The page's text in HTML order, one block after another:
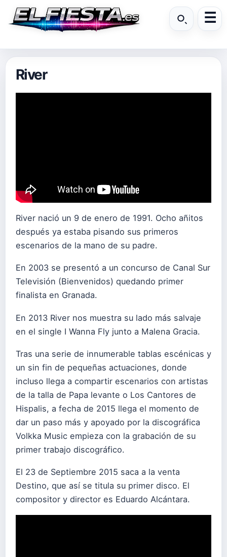
River
River nació un 9 de enero de 1991. Ocho añitos
después ya estaba pisando sus primeros
escenarios de la mano de su padre.
En 2003 se presentó a un concurso de Canal Sur
Televisión (Bienvenidos) quedando primer
finalista en Granada.
En 2013 River nos muestra su lado más salvaje
en el single I Wanna Fly junto a Malena Gracia.
Tras una serie de innumerable tablas escénicas y
un sin fin de pequeñas actuaciones, donde
incluso llega a compartir escenarios con artistas
de la talla de Papa levante o Los Cantores de
Hispalis, a fecha de 2015 llega el momento de
dar un paso más y apoyado por la discográfica
Volkka Music empieza con la grabación de su
primer trabajo discográfico.
El 23 de Septiembre 2015 saca a la venta
Destino, que así se titula su primer disco. El
compositor y director es Eduardo Alcántara.